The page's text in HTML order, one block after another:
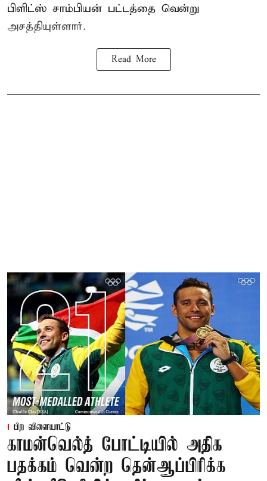
பிளிட்ஸ் சாம்பியன் பட்டத்தை வென்று
அசத்தியுள்ளார்.
Read More
பிற விளையாட்டு
காமன்வெல்த் போட்டியில் அதிக
பதக்கம் வென்ற தென்ஆப்பிரிக்க